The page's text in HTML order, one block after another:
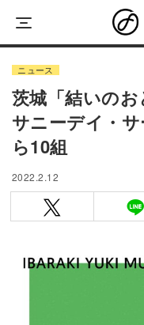
content
ニュース
茨城「結いのお
サニーデイ・
ら10組
2022.2.12